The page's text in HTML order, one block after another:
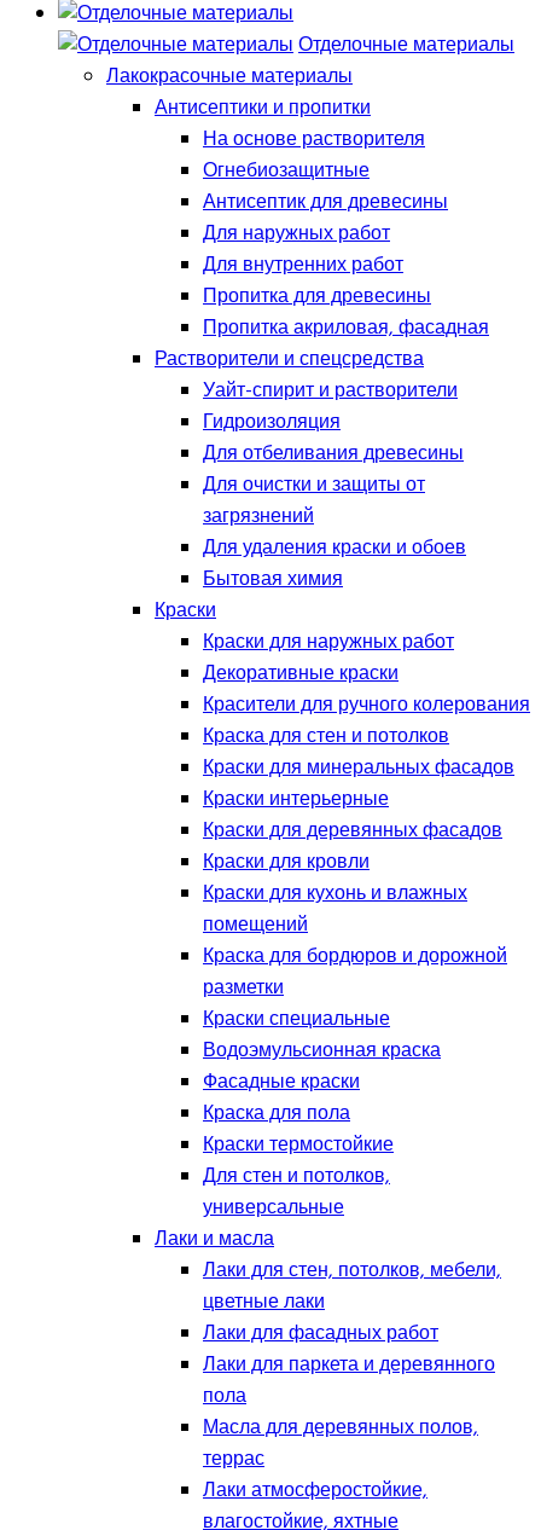
Отделочные материалы
Лакокрасочные материалы
Антисептики и пропитки
На основе растворителя
Огнебиозащитные
Антисептик для древесины
Для наружных работ
Для внутренних работ
Пропитка для древесины
Пропитка акриловая, фасадная
Растворители и спецсредства
Уайт-спирит и растворители
Гидроизоляция
Для отбеливания древесины
Для очистки и защиты от
загрязнений
Для удаления краски и обоев
Бытовая химия
Краски
Краски для наружных работ
Декоративные краски
Красители для ручного колерования
Краска для стен и потолков
Краски для минеральных фасадов
Краски интерьерные
Краски для деревянных фасадов
Краски для кровли
Краски для кухонь и влажных
помещений
Краска для бордюров и дорожной
разметки
Краски специальные
Водоэмульсионная краска
Фасадные краски
Краска для пола
Краски термостойкие
Для стен и потолков,
универсальные
Лаки и масла
Лаки для стен, потолков, мебели,
цветные лаки
Лаки для фасадных работ
Лаки для паркета и деревянного
пола
Масла для деревянных полов,
террас
Лаки атмосферостойкие,
влагостойкие, яхтные